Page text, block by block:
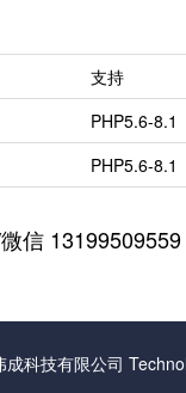
支持
PHP5.6-8.1
PHP5.6-8.1
信
科技有限公司